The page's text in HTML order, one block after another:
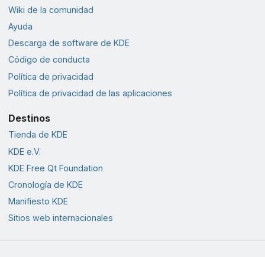
Wiki de la comunidad
Ayuda
Descarga de software de KDE
Código de conducta
Política de privacidad
Política de privacidad de las aplicaciones
Destinos
Tienda de KDE
KDE e.V.
KDE Free Qt Foundation
Cronología de KDE
Manifiesto KDE
Sitios web internacionales